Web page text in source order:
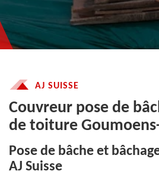
AJ SUISSE
Couvreur pose de
de toiture
Pose de bâche et
AJ Suisse